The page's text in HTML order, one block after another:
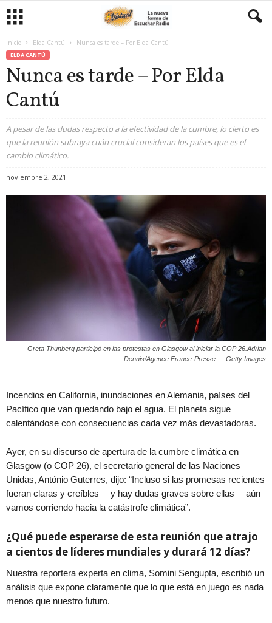
Inicio Elda Cantú Nunca es tarde – Por Elda Cantú
ELDA CANTÚ
Nunca es tarde – Por Elda
Cantú
A pesar de las dudas respecto a la efectividad de la cumbre, lo cierto es
que la reunión subraya cuán crucial consideran los países que es el
cambio climático.
noviembre 2, 2021
Greta Thunberg participó en las protestas en Glasgow al iniciar la COP 26.Adrian
Dennis/Agence France-Presse — Getty Images
Incendios en California, inundaciones en Alemania, países del
Pacífico que van quedando bajo el agua. El planeta sigue
calentándose con consecuencias cada vez más devastadoras.
Ayer, en su discurso de apertura de la cumbre climática en
Glasgow (o COP 26), el secretario general de las Naciones
Unidas, António Guterres, dijo: “Incluso si las promesas recientes
fueran claras y creíbles —y hay dudas graves sobre ellas— aún
vamos corriendo hacia la catástrofe climática”.
¿Qué puede esperarse de esta reunión que atrajo
a cientos de líderes mundiales y durará 12 días?
Nuestra reportera experta en clima, Somini Sengupta, escribió un
análisis que expone claramente que lo que está en juego es nada
menos que nuestro futuro.